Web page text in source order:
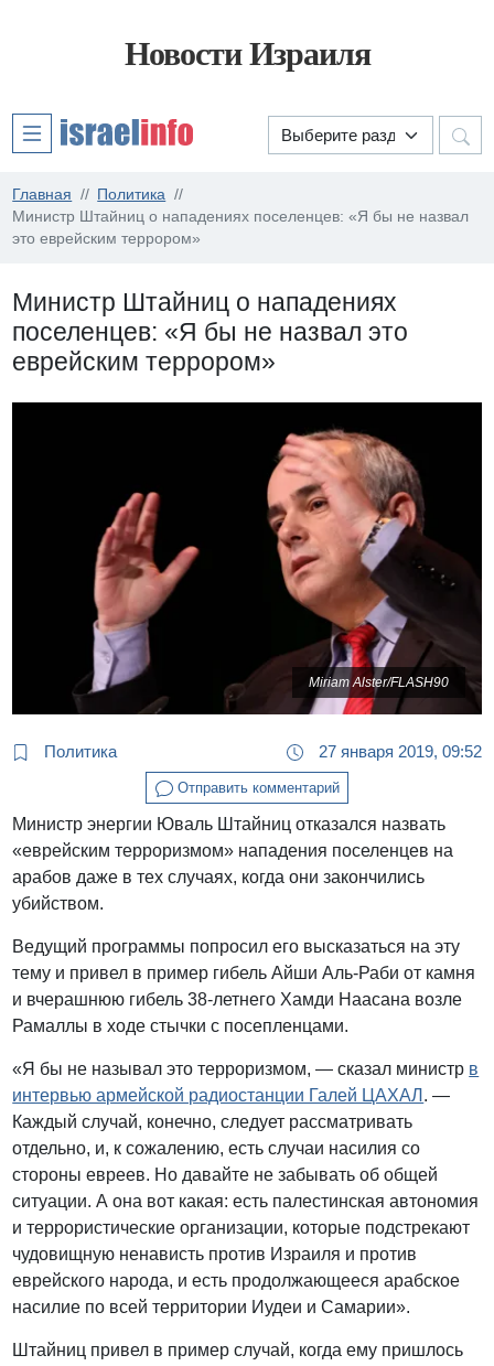
Новости Израиля
Главная
Политика
Министр Штайниц о нападениях поселенцев: «Я бы не назвал
это еврейским террором»
Министр Штайниц о нападениях
поселенцев: «Я бы не назвал это
еврейским террором»
Miriam Alster/FLASH90
Политика 27 января 2019, 09:52
Отправить комментарий
Министр энергии Юваль Штайниц отказался назвать
«еврейским терроризмом» нападения поселенцев на
арабов даже в тех случаях, когда они закончились
убийством.
Ведущий программы попросил его высказаться на эту
тему и привел в пример гибель Айши Аль-Раби от камня
и вчерашнюю гибель 38-летнего Хамди Наасана возле
Рамаллы в ходе стычки с посепленцами.
«Я бы не называл это терроризмом, — сказал министр в
интервью армейской радиостанции Галей ЦАХАЛ . —
Каждый случай, конечно, следует рассматривать
отдельно, и, к сожалению, есть случаи насилия со
стороны евреев. Но давайте не забывать об общей
ситуации. А она вот какая: есть палестинская автономия
и террористические организации, которые подстрекают
чудовищную ненависть против Израиля и против
еврейского народа, и есть продолжающееся арабское
насилие по всей территории Иудеи и Самарии».
Штайниц привел в пример случай, когда ему пришлось